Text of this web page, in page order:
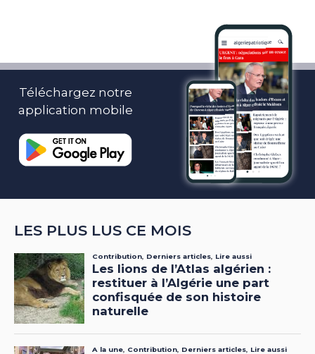
Téléchargez notre
application mobile
LES PLUS LUS CE MOIS